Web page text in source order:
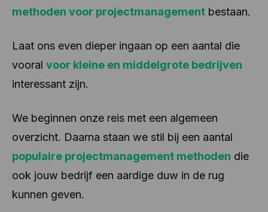
methoden voor projectmanagement bestaan.
Laat ons even dieper ingaan op een aantal die
vooral voor kleine en middelgrote bedrijven
interessant zijn.
We beginnen onze reis met een algemeen
overzicht. Daarna staan we stil bij een aantal
populaire projectmanagement methoden die
ook jouw bedrijf een aardige duw in de rug
kunnen geven.